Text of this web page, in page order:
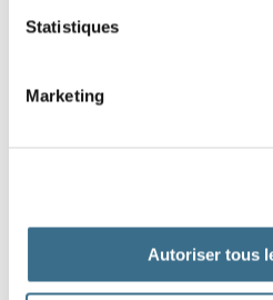
Statistiques
Marketing
Autoriser tous
toujours inaperçu,
entra annonçait suivit
DONE!